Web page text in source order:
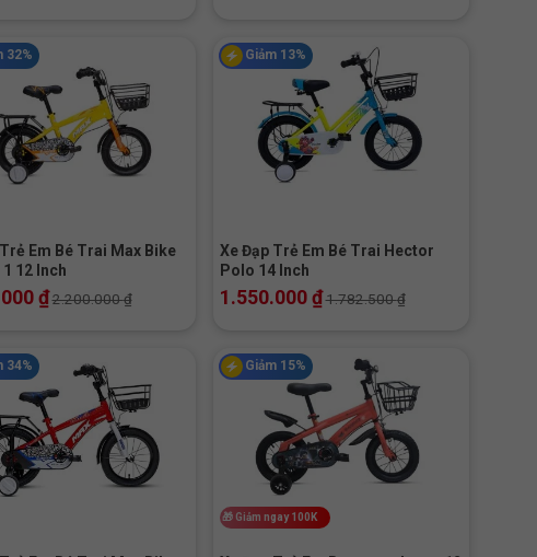
32%
Em Bé Trai Max Bike
12 Inch
₫2.200.000₫
Giảm 13%
Xe Đạp Trẻ Em Bé Trai Hector
Polo 14 Inch
1.550.000₫1.782.500₫
34% Giảm 15%
🎁 Giảm ngay 100K